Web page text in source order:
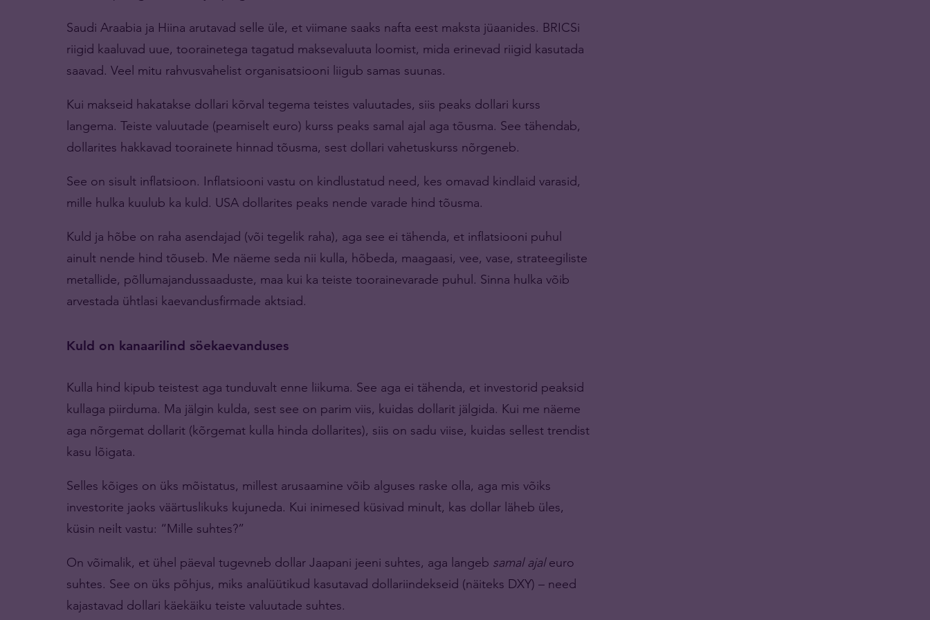
Saudi Araabia ja Hiina arutavad selle üle, et viimane saaks nafta eest maksta jüaanides. BRICSi
riigid kaaluvad uue, toorainetega tagatud maksevaluuta loomist, mida erinevad riigid kasutada
saavad. Veel mitu rahvusvahelist organisatsiooni liigub samas suunas.
Kui makseid hakatakse dollari kõrval tegema teistes valuutades, siis peaks dollari kurss
langema. Teiste valuutade (peamiselt euro) kurss peaks samal ajal aga tõusma. See tähendab,
dollarites hakkavad toorainete hinnad tõusma, sest dollari vahetuskurss nõrgeneb.
See on sisult inflatsioon. Inflatsiooni vastu on kindlustatud need, kes omavad kindlaid varasid,
mille hulka kuulub ka kuld. USA dollarites peaks nende varade hind tõusma.
Kuld ja hõbe on raha asendajad (või tegelik raha), aga see ei tähenda, et inflatsiooni puhul
ainult nende hind tõuseb. Me näeme seda nii kulla, hõbeda, maagaasi, vee, vase, strateegiliste
metallide, põllumajandussaaduste, maa kui ka teiste toorainevarade puhul. Sinna hulka võib
arvestada ühtlasi kaevandusfirmade aktsiad.
Kuld on kanaarilind söekaevanduses
Kulla hind kipub teistest aga tunduvalt enne liikuma. See aga ei tähenda, et investorid peaksid
kullaga piirduma. Ma jälgin kulda, sest see on parim viis, kuidas dollarit jälgida. Kui me näeme
aga nõrgemat dollarit (kõrgemat kulla hinda dollarites), siis on sadu viise, kuidas sellest trendist
kasu lõigata.
Selles kõiges on üks mõistatus, millest arusaamine võib alguses raske olla, aga mis võiks
investorite jaoks väärtuslikuks kujuneda. Kui inimesed küsivad minult, kas dollar läheb üles,
küsin neilt vastu: “Mille suhtes?”
On võimalik, et ühel päeval tugevneb dollar Jaapani jeeni suhtes, aga langeb samal ajaleuro
suhtes. See on üks põhjus, miks analüütikud kasutavad dollariindekseid (näiteks DXY) – need
kajastavad dollari käekäiku teiste valuutade suhtes.